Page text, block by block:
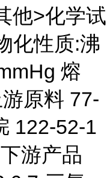
他>化学试
化性质:沸
熔
原料 77-
122-52-1
游产品